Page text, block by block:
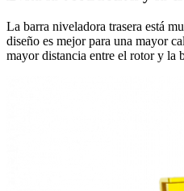
La barra niveladora trasera está
diseño es mejor para una mayor
mayor distancia entre el rotor y la